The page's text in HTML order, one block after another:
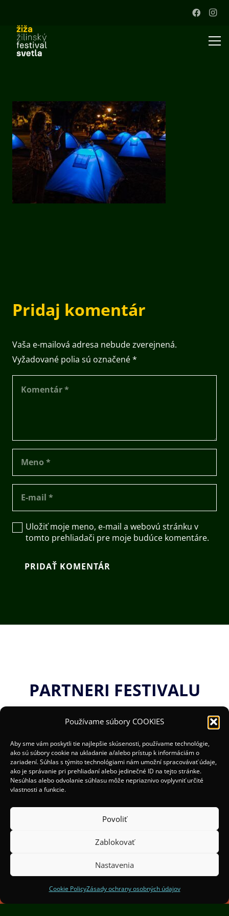
Používame súbory COOKIES
Aby sme vám poskytli tie najlepšie skúsenosti, používame technológie,
ako sú súbory cookie na ukladanie a/alebo prístup k informáciám o
zariadení. Súhlas s týmito technológiami nám umožní spracovávať údaje,
ako je správanie pri prehliadaní alebo jedinečné ID na tejto stránke.
Nesúhlas alebo odvolanie súhlasu môže nepriaznivo ovplyvniť určité
vlastnosti a funkcie.
Povoliť
Zablokovať
Nastavenia
Cookie PolicyZásady ochrany osobných údajov
Pridaj komentár
Vaša e-mailová adresa nebude zverejnená.
Vyžadované polia sú označené*
Uložiť moje meno, e-mail a webovú stránku v
tomto prehliadači pre moje budúce komentáre.
PRIDAŤ KOMENTÁR
PARTNERI FESTIVALU
(c) 2025 Organizátori:Mesto Žilina a OOCR Malá
Spoluorganizátori:Institut Světelného Designu
Praha